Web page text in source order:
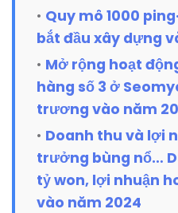
Quy mô 1000
bắt đầu xây dựng
Mở rộng hoạt
hàng số 3 ở
trương vào năm
Doanh thu và lợi
trưởng bùng nổ…
tỷ won, lợi nhuận
vào năm 2024